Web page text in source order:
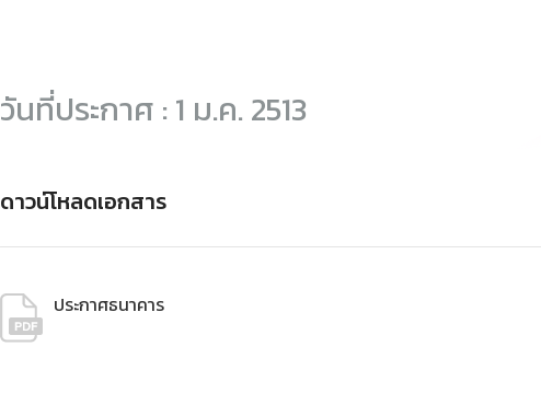
วันที่ประกาศ : 1 ม.ค. 2513
ดาวน์โหลดเอกสาร
ประกาศธนาคาร